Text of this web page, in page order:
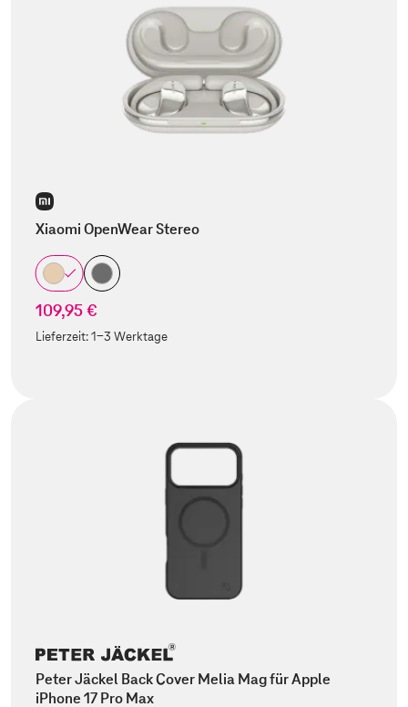
Xiaomi OpenWear Stereo
109,95 €
Lieferzeit:1-3 Werktage
Peter Jäckel Back Cover Melia Mag für Apple
iPhone 17 Pro Max